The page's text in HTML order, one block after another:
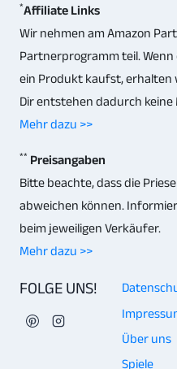
*Affiliate Links
Wir nehmen am Amazon
Partnerprogramm teil.
ein Produkt kaufst, erhalten
Dir entstehen dadurch keine
Mehr dazu >>
** Preisangaben
Bitte beachte, dass die
abweichen können.
beim jeweiligen Verkäufer.
Mehr dazu >>
FOLGE UNS!
Über uns
Spiele